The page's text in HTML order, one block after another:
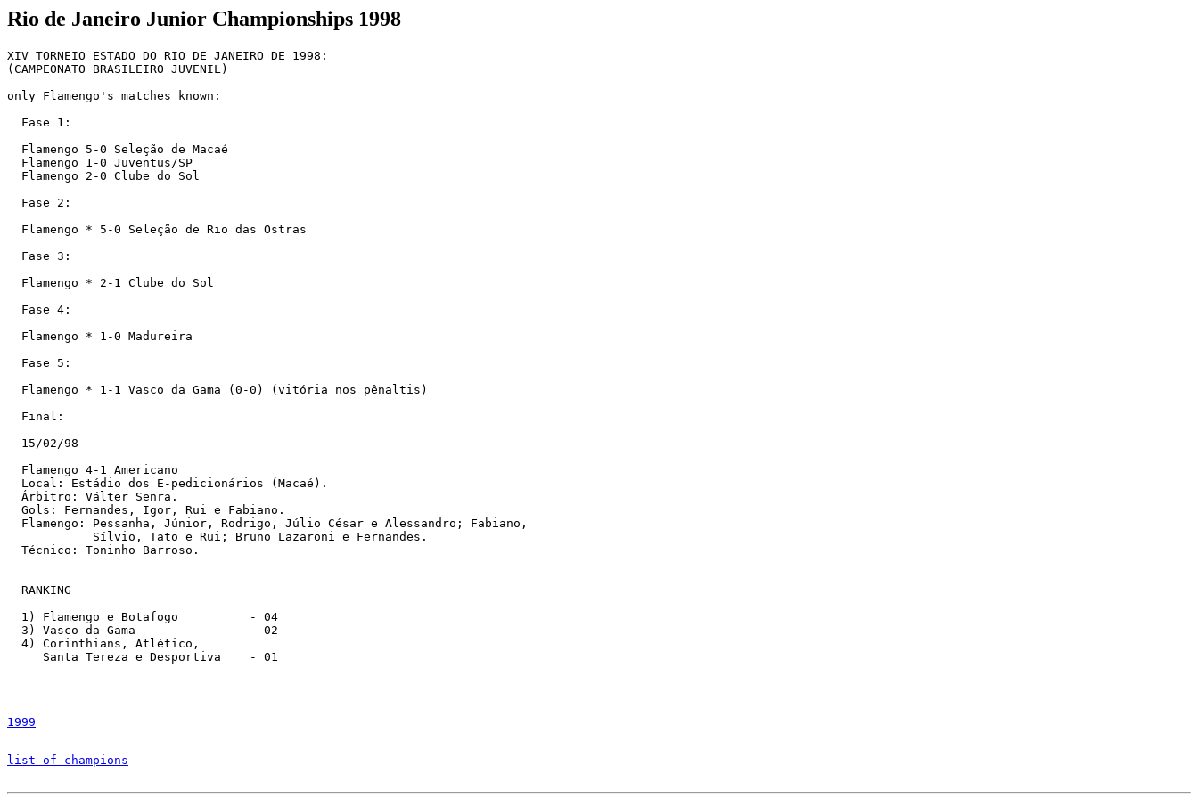
Rio de Janeiro Junior Championships 1998
XIV TORNEIO ESTADO DO RIO DE JANEIRO DE 1998:
(CAMPEONATO BRASILEIRO JUVENIL)
only Flamengo's matches known:
  Fase 1:
  Flamengo 5-0 Seleção de Macaé
  Flamengo 1-0 Juventus/SP
  Flamengo 2-0 Clube do Sol
  Fase 2:
  Flamengo * 5-0 Seleção de Rio das Ostras
  Fase 3:
  Flamengo * 2-1 Clube do Sol
  Fase 4:
  Flamengo * 1-0 Madureira
  Fase 5:
  Flamengo * 1-1 Vasco da Gama (0-0) (vitória nos pênaltis)
  Final:
  15/02/98
  Flamengo 4-1 Americano
  Local: Estádio dos E-pedicionários (Macaé).
  Árbitro: Válter Senra.
  Gols: Fernandes, Igor, Rui e Fabiano.
  Flamengo: Pessanha, Júnior, Rodrigo, Júlio César e Alessandro; Fabiano,
            Sílvio, Tato e Rui; Bruno Lazaroni e Fernandes.
  Técnico: Toninho Barroso.
  RANKING
  1) Flamengo e Botafogo          - 04
  3) Vasco da Gama                - 02
  4) Corinthians, Atlético,
     Santa Tereza e Desportiva    - 01
1999
list of champions